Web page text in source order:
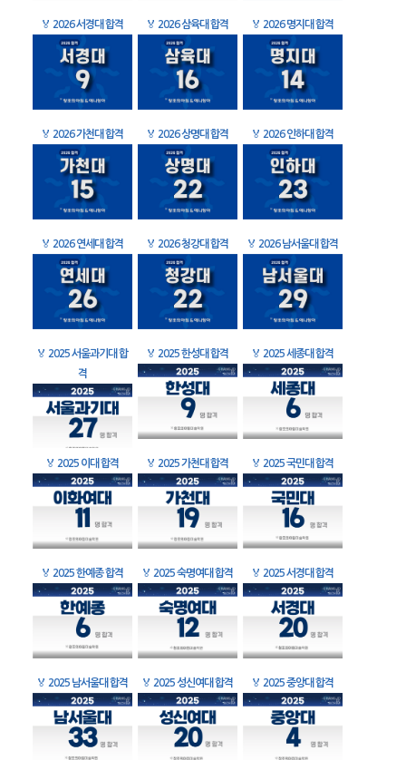
🏅 2026 서경대 합격 🏅 2026 삼육대 합격 🏅 2026 명지대 합격
🏅 2026 가천대 합격 🏅 2026 상명대 합격 🏅 2026 인하대 합격
🏅 2026 연세대 합격 🏅 2026 청강대 합격 🏅 2026 남서울대 합격
🏅 2025 서울과기대 합
격
🏅 2025 한성대 합격 🏅 2025 세종대 합격
🏅 2025 이대 합격 🏅 2025 가천대 합격 🏅 2025 국민대 합격
🏅 2025 한예종 합격 🏅 2025 숙명여대 합격 🏅 2025 서경대 합격
🏅 2025 남서울대 합격 🏅 2025 성신여대 합격 🏅 2025 중앙대 합격